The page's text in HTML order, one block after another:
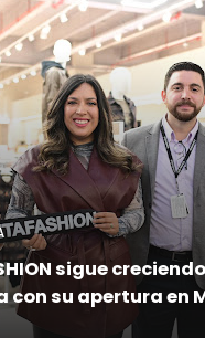
sigue
con su apertura en